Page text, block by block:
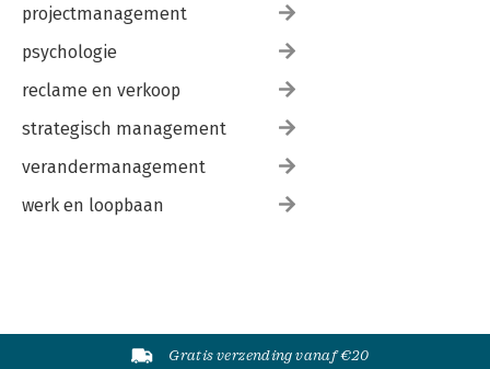
projectmanagement
psychologie
reclame en verkoop
strategisch management
verandermanagement
werk en loopbaan
Gratis verzending vanaf €20